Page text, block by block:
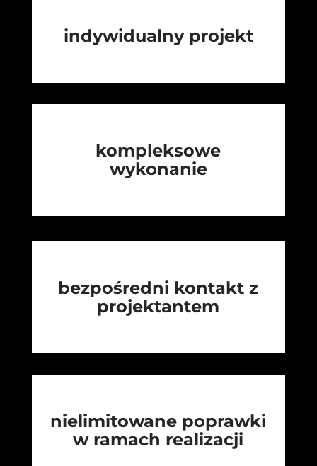
indywidualny projekt
kompleksowe
wykonanie
bezpośredni kontakt z
projektantem
nielimitowane poprawki
w ramach realizacji